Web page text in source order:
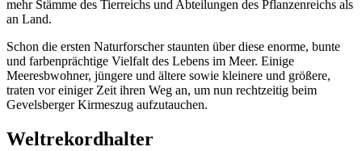
mehr Stämme des Tierreichs und Abteilungen des Pflanzenreichs als
an Land.
Schon die ersten Naturforscher staunten über diese enorme, bunte
und farbenprächtige Vielfalt des Lebens im Meer. Einige
Meeresbwohner, jüngere und ältere sowie kleinere und größere,
traten vor einiger Zeit ihren Weg an, um nun rechtzeitig beim
Gevelsberger Kirmeszug aufzutauchen.
Weltrekordhalter